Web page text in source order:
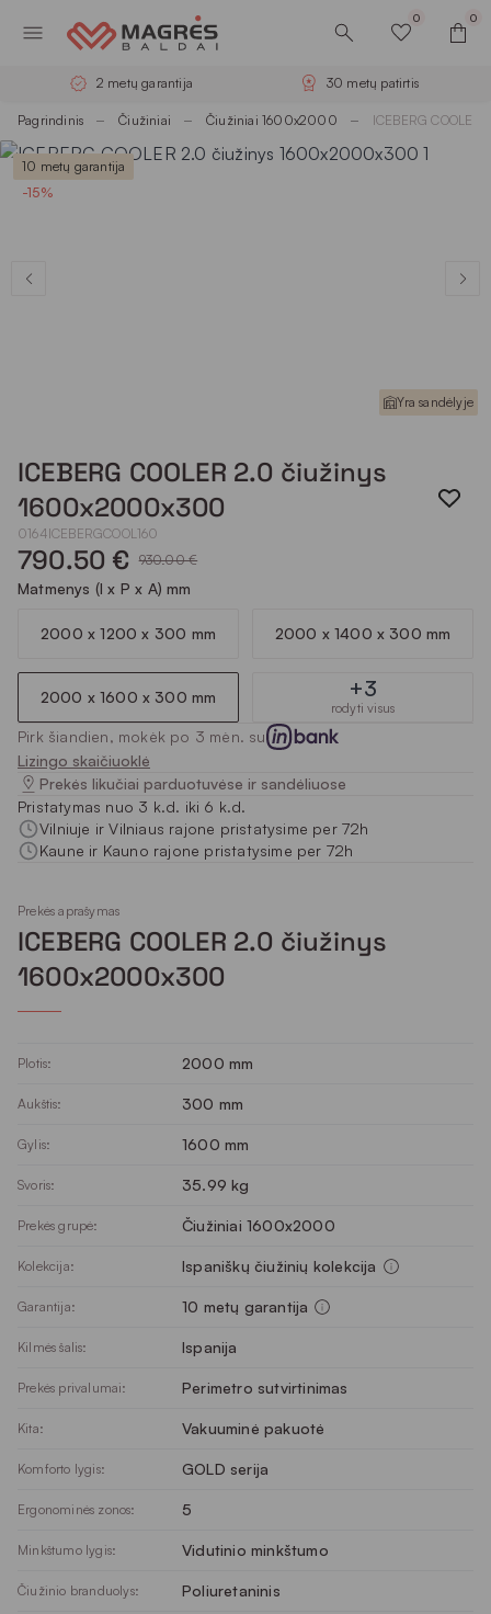
0 0
2 metų garantija 30 metų patirtis
Pagrindinis Čiužiniai Čiužiniai 1600x2000 ICEBERG
10 metų garantija
-15%
Yra sandėlyje
ICEBERG COOLER 2.0 čiužinys
1600x2000x300
0164ICEBERGCOOL160
790.50 € 930.00 €
Matmenys (I x P x A) mm
2000 x 1200 x 300 mm 2000 x 1400 x 300 mm
2000 x 1600 x 300 mm +3
rodyti visus
Pirk šiandien, mokėk po 3 mėn. su
Lizingo skaičiuoklė
Prekės likučiai parduotuvėse ir sandėliuose
Pristatymas nuo 3 k.d. iki 6 k.d.
Vilniuje ir Vilniaus rajone pristatysime per 72h
Kaune ir Kauno rajone pristatysime per 72h
Prekės aprašymas
ICEBERG COOLER 2.0 čiužinys
1600x2000x300
Plotis: 2000 mm
Aukštis: 300 mm
Gylis: 1600 mm
Svoris: 35.99 kg
Prekės grupė: Čiužiniai 1600x2000
Kolekcija: Ispaniškų čiužinių kolekcija
Garantija: 10 metų garantija
Kilmės šalis: Ispanija
Prekės privalumai: Perimetro sutvirtinimas
Kita: Vakuuminė pakuotė
Komforto lygis: GOLD serija
Ergonominės zonos: 5
Minkštumo lygis: Vidutinio minkštumo
Čiužinio branduolys: Poliuretaninis